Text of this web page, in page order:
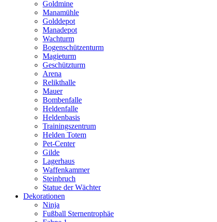
Goldmine
Manamühle
Golddepot
Manadepot
Wachturm
Bogenschützenturm
Magieturm
Geschützturm
Arena
Relikthalle
Mauer
Bombenfalle
Heldenfalle
Heldenbasis
Trainingszentrum
Helden Totem
Pet-Center
Gilde
Lagerhaus
Waffenkammer
Steinbruch
Statue der Wächter
Dekorationen
Ninja
Fußball Sternentrophäe